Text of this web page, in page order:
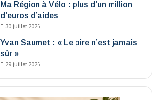
Ma Région à Vélo : plus d’un million
d’euros d’aides
30 juillet 2026
Yvan Saumet : « Le pire n’est jamais
sûr »
29 juillet 2026